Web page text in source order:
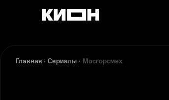
Главная Сериалы Мосгорсмех